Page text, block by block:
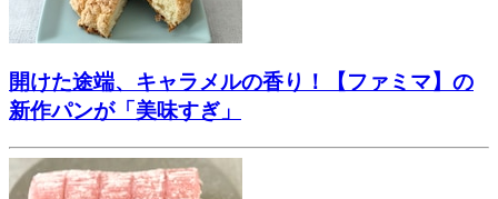
開けた途端、キャラメルの香り！【ファミマ】の
新作パンが「美味すぎ」